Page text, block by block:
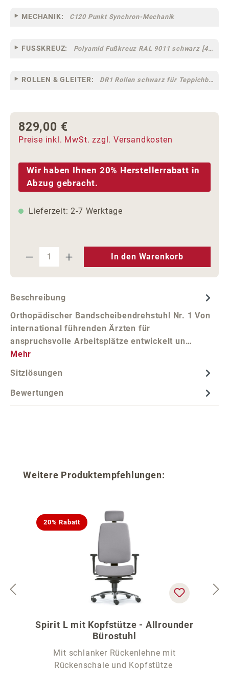
MECHANIK: C120 Punkt Synchron-Mechanik
FUSSKREUZ: Polyamid Fußkreuz RAL 9011 schwarz [44]
ROLLEN & GLEITER: DR1 Rollen schwarz für Teppichböden [10]
Regulärer Preis:
829,00 €
Preise inkl. MwSt. zzgl. Versandkosten
Wir haben Ihnen 20% Herstellerrabatt in
Abzug gebracht.
Lieferzeit: 2-7 Werktage
Produkt Anzahl: Gib den
In den Warenkorb
Beschreibung
Orthopädischer Bandscheibendrehstuhl Nr. 1 Von
international führenden Ärzten für
anspruchsvolle Arbeitsplätze entwickelt un…
Mehr
Sitzlösungen
Bewertungen
Produktgalerie überspringen
Weitere Produktempfehlungen:
20% Rabatt
Spirit L mit Kopfstütze - Allrounder
Bürostuhl
Mit schlanker Rückenlehne mit
Rückenschale und Kopfstütze